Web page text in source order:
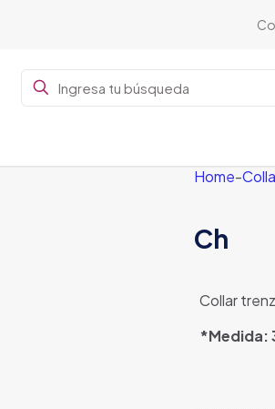
Home-
Ch
Collar
*Medida: